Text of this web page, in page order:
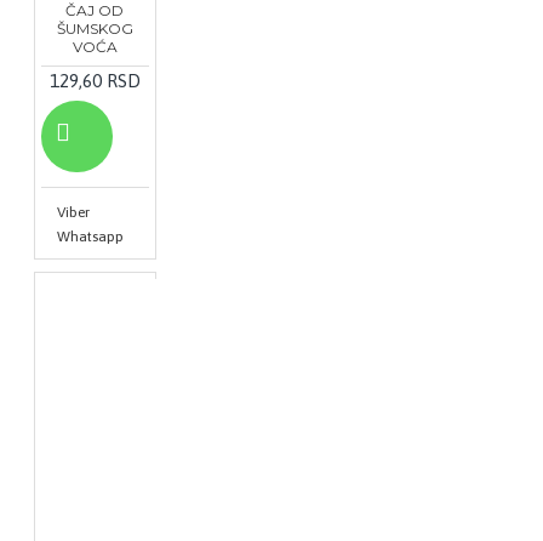
ČAJ OD
ŠUMSKOG
VOĆA
129,60 RSD
Viber
Whatsapp